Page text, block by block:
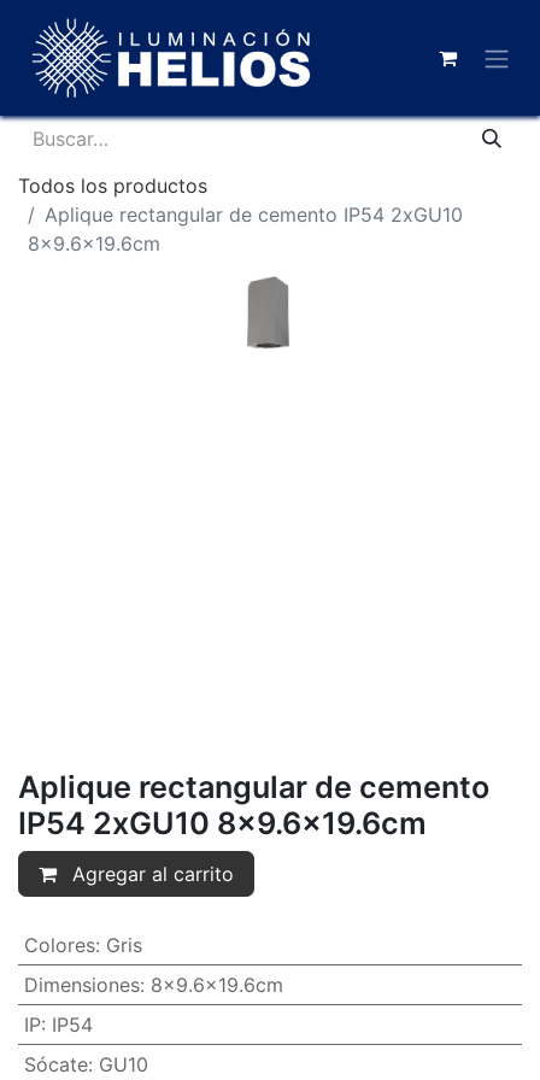
Todos los productos
Aplique rectangular de cemento IP54 2xGU10
8x9.6x19.6cm
Aplique rectangular de cemento
IP54 2xGU10 8x9.6x19.6cm
Agregar al carrito
Colores: Gris
Dimensiones: 8x9.6x19.6cm
IP: IP54
Sócate: GU10